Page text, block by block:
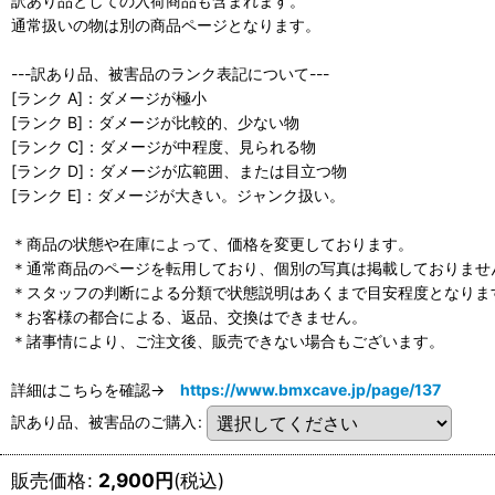
通常扱いの物は別の商品ページとなります。
---訳あり品、被害品のランク表記について---
[ランク A]：ダメージが極小
[ランク B]：ダメージが比較的、少ない物
[ランク C]：ダメージが中程度、見られる物
[ランク D]：ダメージが広範囲、または目立つ物
[ランク E]：ダメージが大きい。ジャンク扱い。
＊商品の状態や在庫によって、価格を変更しております。
＊通常商品のページを転用しており、個別の写真は掲載しておりませ
＊スタッフの判断による分類で状態説明はあくまで目安程度となりま
＊お客様の都合による、返品、交換はできません。
＊諸事情により、ご注文後、販売できない場合もございます。
詳細はこちらを確認→ https://www.bmxcave.jp/page/137
訳あり品、被害品のご購入 :
販売価格: 2,900円(税込)